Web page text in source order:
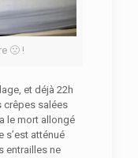
🙁 !
et déjà 22h
crêpes salées
le mort allongé
s’est atténué
entrailles ne